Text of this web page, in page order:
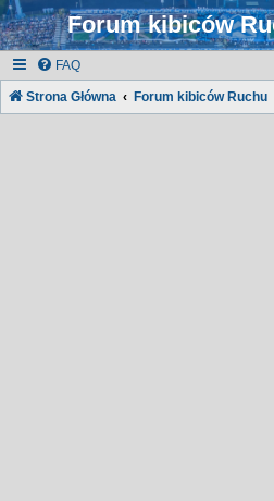
Forum kibiców
FAQ
Strona Główna Forum kibiców Ruchu